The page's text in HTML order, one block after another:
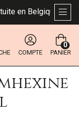
en Belgique dès
COMPTE PANIER
0